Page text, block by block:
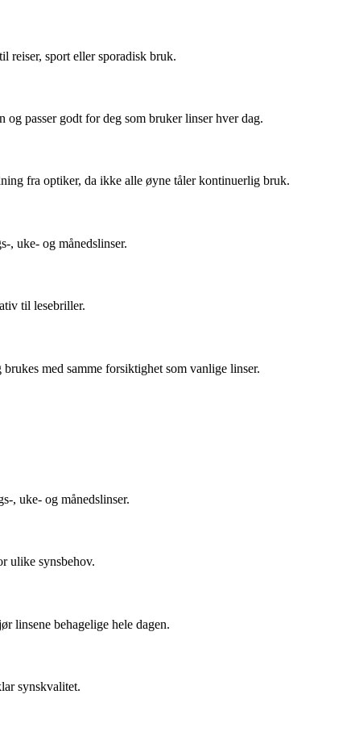
reiser, sport eller sporadisk bruk.
passer godt for deg som bruker linser hver dag.
fra optiker, da ikke alle øyne tåler kontinuerlig bruk.
, uke- og månedslinser.
til lesebriller.
med samme forsiktighet som vanlige linser.
, uke- og månedslinser.
ulike synsbehov.
linsene behagelige hele dagen.
synskvalitet.